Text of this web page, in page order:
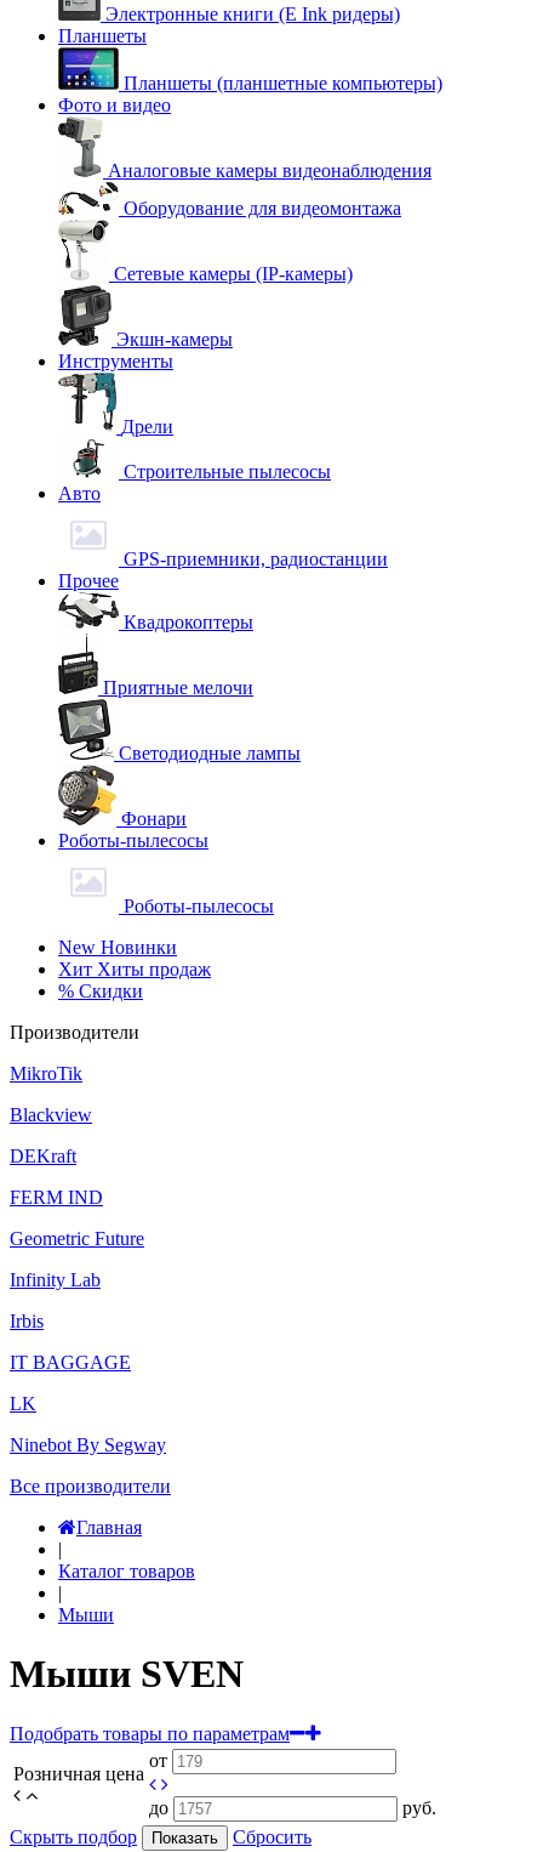
Электронные книги (E Ink ридеры)
Планшеты
Планшеты (планшетные компьютеры)
Фото и видео
Аналоговые камеры видеонаблюдения
Оборудование для видеомонтажа
Сетевые камеры (IP-камеры)
Экшн-камеры
Инструменты
Дрели
Строительные пылесосы
Авто
GPS-приемники, радиостанции
Прочее
Квадрокоптеры
Приятные мелочи
Светодиодные лампы
Фонари
Роботы-пылесосы
Роботы-пылесосы
New Новинки
Хит Хиты продаж
% Скидки
Производители
MikroTik
Blackview
DEKraft
FERM IND
Geometric Future
Infinity Lab
Irbis
IT BAGGAGE
LK
Ninebot By Segway
Все производители
Главная
|
Каталог товаров
|
Мыши
Мыши SVEN
Подобрать товары по параметрам
Розничная цена
от
до
руб.
Скрыть подбор
Показать
Сбросить